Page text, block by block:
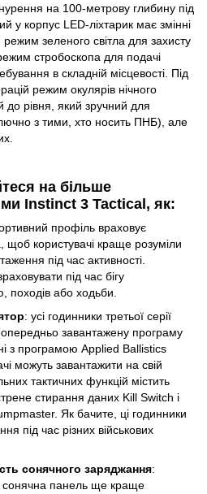
на 100-метрову глибину під
у корпус LED-ліхтарик має змінні
режим зеленого світла для захисту
стробоскопа для подачі
в складній місцевості. Під
режим окулярів нічного
рівня, який зручний для
з тими, хто носить ПНБ), але
на більше
Instinct 3 Tactical, як:
профіль враховує
щоб користувачі краще розуміли
під час активності.
під час бігу
походів або ходьби.
: усі годинники третьої серії
завантажену програму
з програмою Applied Ballistics
можуть завантажити на свій
тактичних функцій містить
стирання даних Kill Switch і
Як бачите, ці годинники
під час різних військових
сонячного заряджання:
сонячна панель ще краще